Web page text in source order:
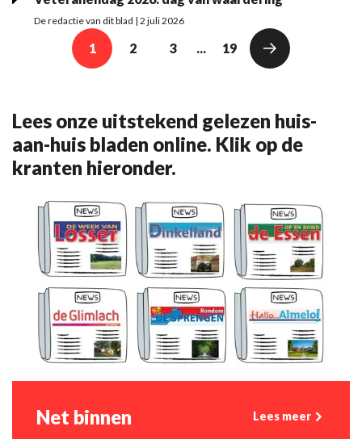
De redactie van dit blad | 2 juli 2026
1 2 3 ... 19
Lees onze uitstekend gelezen huis-
aan-huis bladen online. Klik op de
kranten hieronder.
Net binnen Lees meer